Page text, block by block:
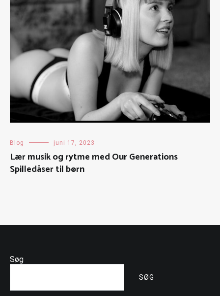
Blog juni 17, 2023
Lær musik og rytme med Our Generations
Spilledåser til børn
Søg
SØG